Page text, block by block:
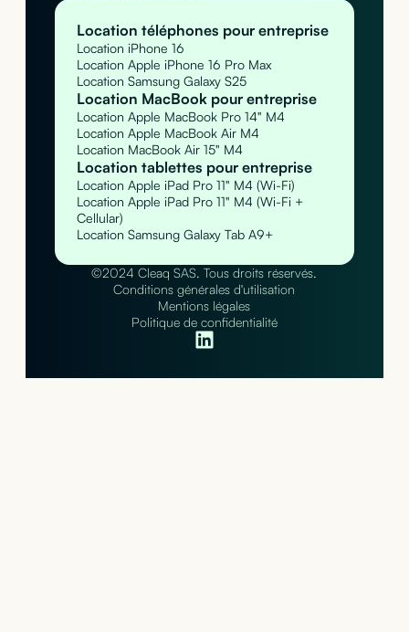
Location téléphones pour entreprise
Location iPhone 16
Location Apple iPhone 16 Pro Max
Location Samsung Galaxy S25
Location MacBook pour entreprise
Location Apple MacBook Pro 14" M4
Location Apple MacBook Air M4
Location MacBook Air 15" M4
Location tablettes pour entreprise
Location Apple iPad Pro 11" M4 (Wi-Fi)
Location Apple iPad Pro 11" M4 (Wi-Fi +
Cellular)
Location Samsung Galaxy Tab A9+
©2024 Cleaq SAS. Tous droits réservés.
Conditions générales d'utilisation
Mentions légales
Politique de confidentialité